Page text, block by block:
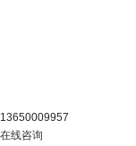
13650009957
在线咨询